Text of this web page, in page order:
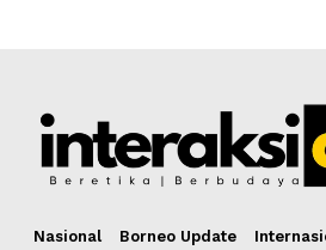
Nasional Borneo Update